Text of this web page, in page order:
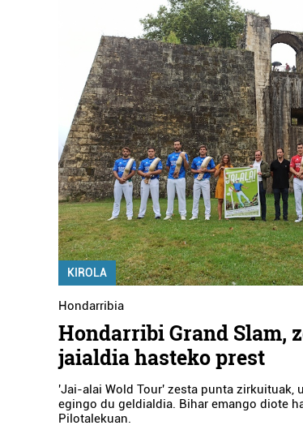
KIROLA
Hondarribia
Hondarribi Grand Slam,
jaialdia hasteko prest
'Jai-alai Wold Tour' zesta punta zirkuituak,
egingo du geldialdia. Bihar emango diote
Pilotalekuan.